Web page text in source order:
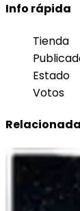
Info rápida
Tienda
Estado
Votos